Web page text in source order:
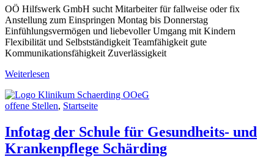
OÖ Hilfswerk GmbH sucht Mitarbeiter für fallweise oder fix
Anstellung zum Einspringen Montag bis Donnerstag
Einfühlungsvermögen und liebevoller Umgang mit Kindern
Flexibilität und Selbstständigkeit Teamfähigkeit gute
Kommunikationsfähigkeit Zuverlässigkeit
Weiterlesen
offene Stellen, Startseite
Infotag der Schule für Gesundheits- und
Krankenpflege Schärding